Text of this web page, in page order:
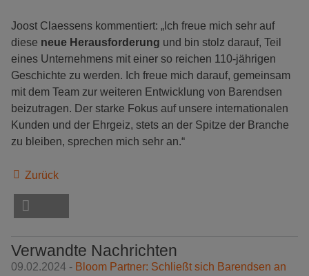
Joost Claessens kommentiert: „Ich freue mich sehr auf
diese neue Herausforderung und bin stolz darauf, Teil
eines Unternehmens mit einer so reichen 110-jährigen
Geschichte zu werden. Ich freue mich darauf, gemeinsam
mit dem Team zur weiteren Entwicklung von Barendsen
beizutragen. Der starke Fokus auf unsere internationalen
Kunden und der Ehrgeiz, stets an der Spitze der Branche
zu bleiben, sprechen mich sehr an.“
Zurück
Verwandte Nachrichten
09.02.2024 - Bloom Partner: Schließt sich Barendsen an